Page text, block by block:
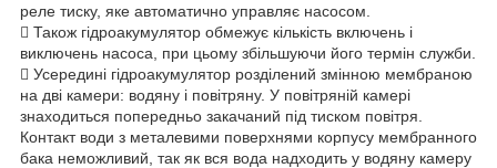
реле тиску, яке автоматично управляє насосом.
 Також гідроакумулятор обмежує кількість включень і
виключень насоса, при цьому збільшуючи його термін служби.
 Усередині гідроакумулятор розділений змінною мембраною
на дві камери: водяну і повітряну. У повітряній камері
знаходиться попередньо закачаний під тиском повітря.
Контакт води з металевими поверхнями корпусу мембранного
бака неможливий, так як вся вода надходить у водяну камеру